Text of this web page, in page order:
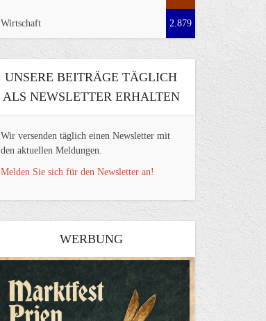
Wirtschaft 2.879
UNSERE BEITRÄGE TÄGLICH
ALS NEWSLETTER ERHALTEN
Wir versenden täglich einen Newsletter mit
den aktuellen Meldungen.
Melden Sie sich für den Newsletter an!
WERBUNG